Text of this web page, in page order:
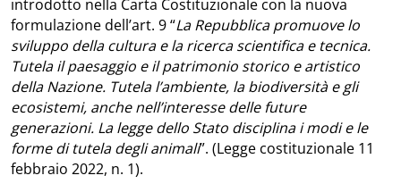
introdotto nella Carta Costituzionale con la nuova
formulazione dell’art. 9 “La Repubblica promuove lo
sviluppo della cultura e la ricerca scientifica e tecnica.
Tutela il paesaggio e il patrimonio storico e artistico
della Nazione. Tutela l’ambiente, la biodiversità e gli
ecosistemi, anche nell’interesse delle future
generazioni. La legge dello Stato disciplina i modi e le
forme di tutela degli animali”. (Legge costituzionale 11
febbraio 2022, n. 1).